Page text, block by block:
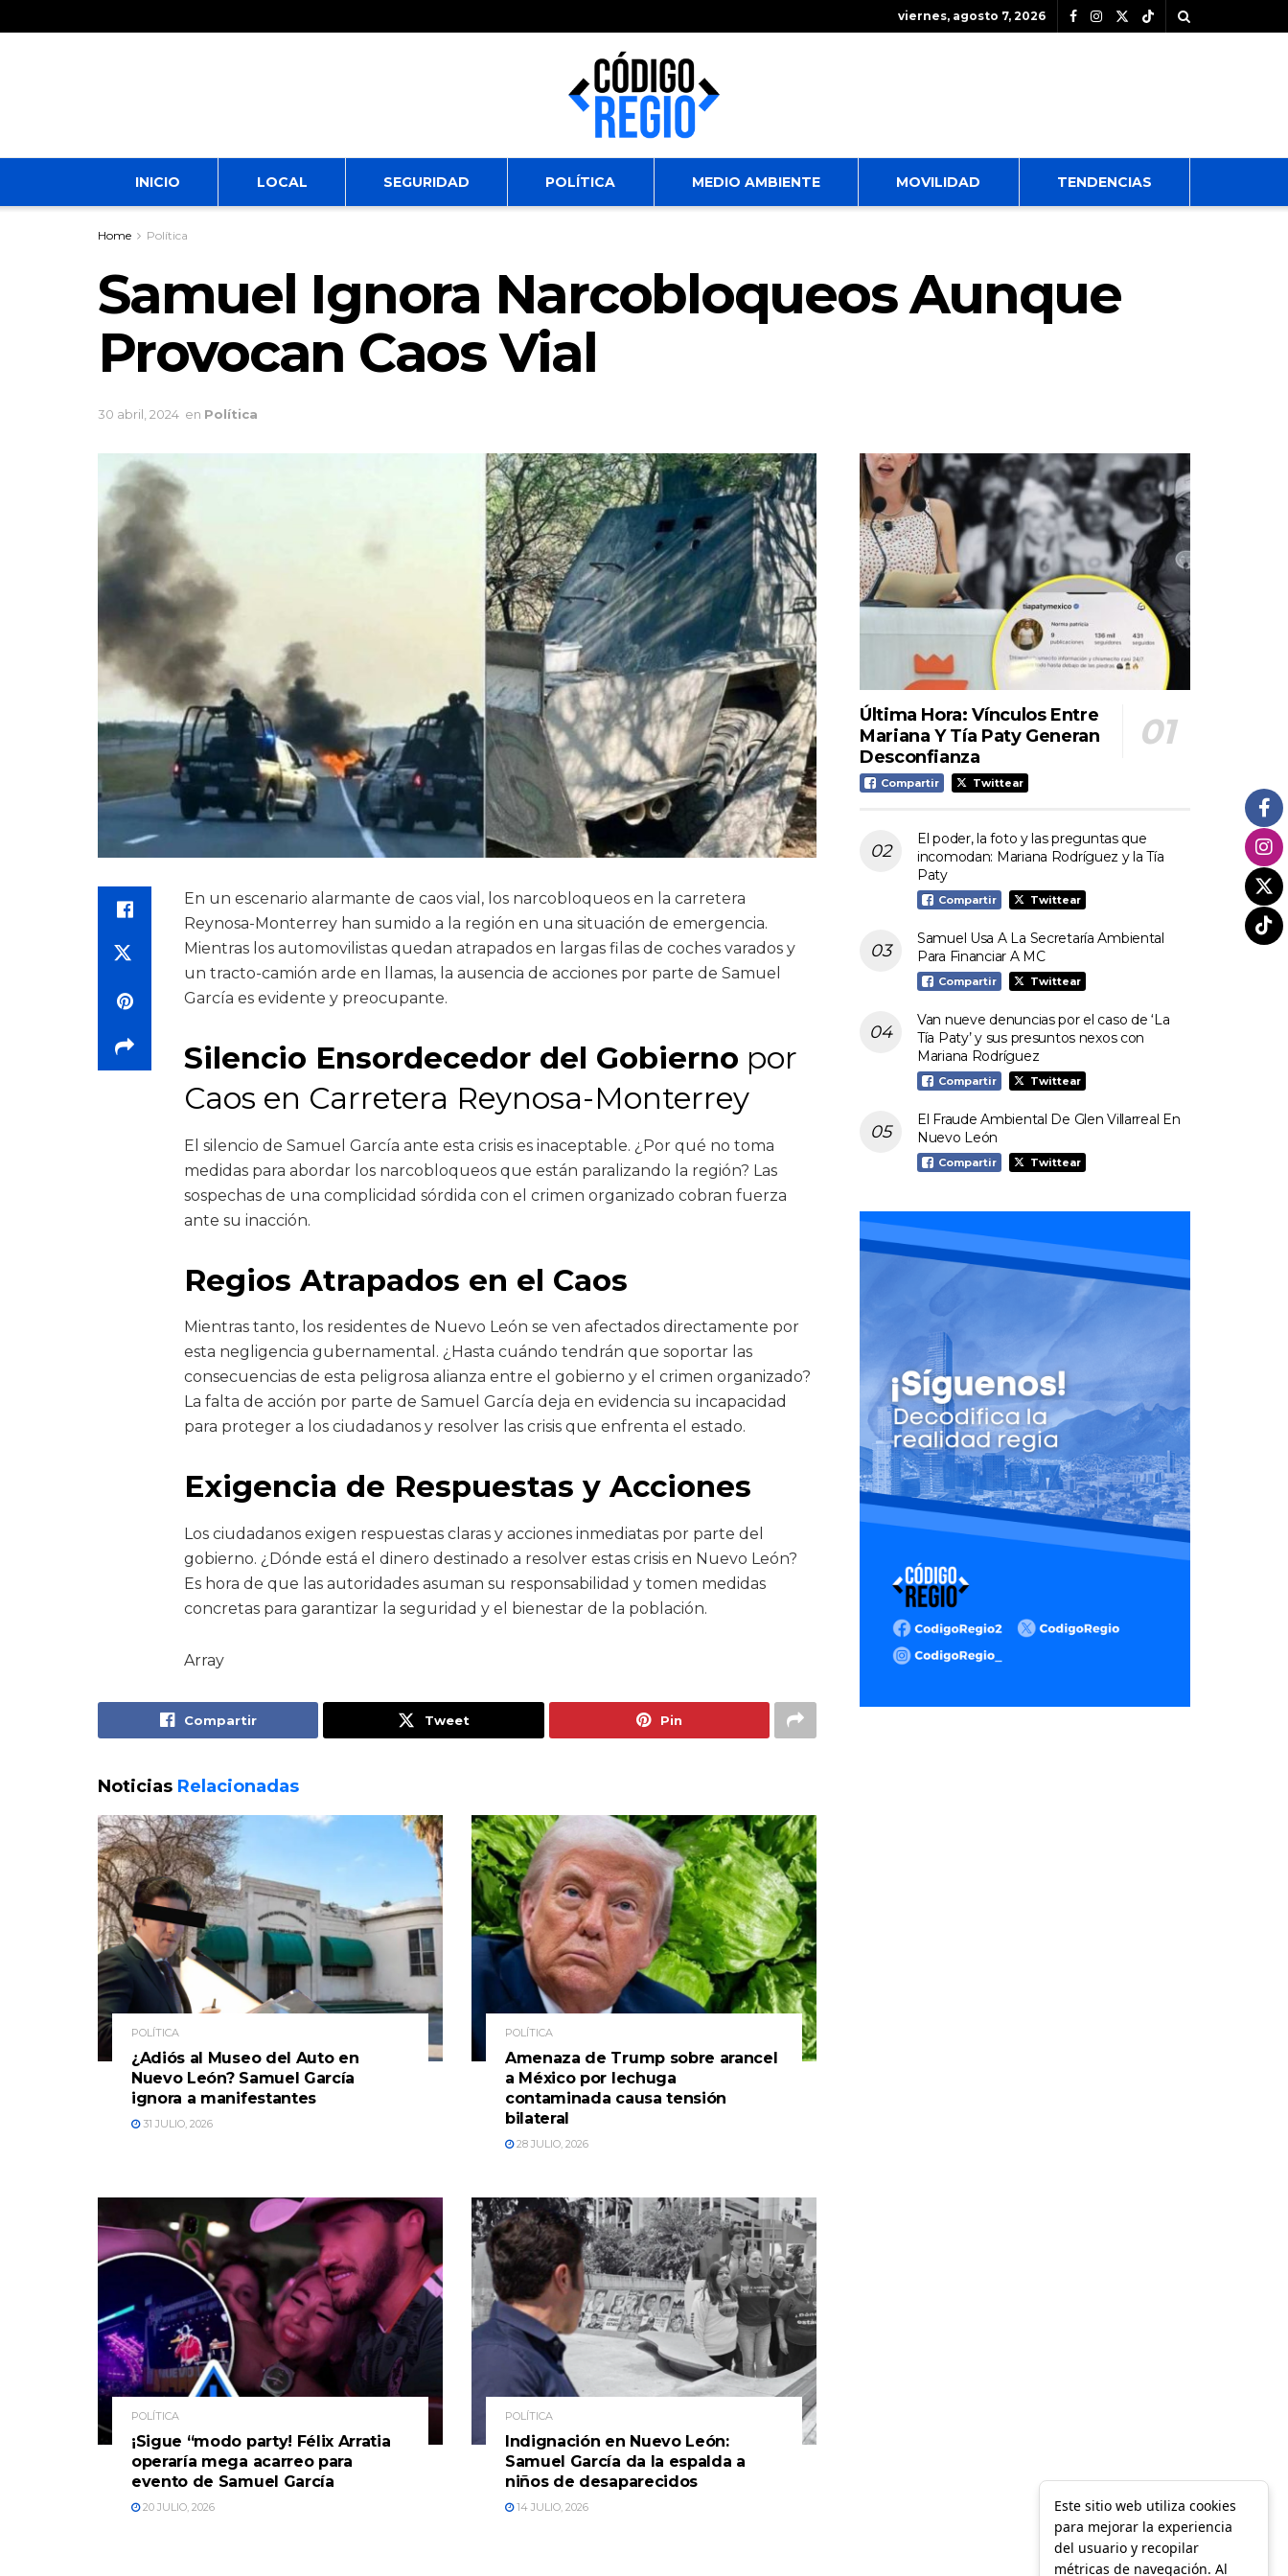
viernes, agosto 7, 2026
INICIO LOCAL SEGURIDAD POLÍTICA MEDIO AMBIENTE MOVILIDAD TENDENCIAS
Home Política
Samuel Ignora Narcobloqueos Aunque
Provocan Caos Vial
30 abril, 2024 en Política
En un escenario alarmante de caos vial, los narcobloqueos en la carretera
Reynosa-Monterrey han sumido a la región en una situación de emergencia.
Mientras los automovilistas quedan atrapados en largas filas de coches varados y
un tracto-camión arde en llamas, la ausencia de acciones por parte de Samuel
García es evidente y preocupante.
Silencio Ensordecedor del Gobierno por
Caos en Carretera Reynosa-Monterrey
El silencio de Samuel García ante esta crisis es inaceptable. ¿Por qué no toma
medidas para abordar los narcobloqueos que están paralizando la región? Las
sospechas de una complicidad sórdida con el crimen organizado cobran fuerza
ante su inacción.
Regios Atrapados en el Caos
Mientras tanto, los residentes de Nuevo León se ven afectados directamente por
esta negligencia gubernamental. ¿Hasta cuándo tendrán que soportar las
consecuencias de esta peligrosa alianza entre el gobierno y el crimen organizado?
La falta de acción por parte de Samuel García deja en evidencia su incapacidad
para proteger a los ciudadanos y resolver las crisis que enfrenta el estado.
Exigencia de Respuestas y Acciones
Los ciudadanos exigen respuestas claras y acciones inmediatas por parte del
gobierno. ¿Dónde está el dinero destinado a resolver estas crisis en Nuevo León?
Es hora de que las autoridades asuman su responsabilidad y tomen medidas
concretas para garantizar la seguridad y el bienestar de la población.
Array
Compartir Tweet Pin
Noticias Relacionadas
POLÍTICA
¿Adiós al Museo del Auto en
Nuevo León? Samuel García
ignora a manifestantes
31 JULIO, 2026
POLÍTICA
Amenaza de Trump sobre arancel
a México por lechuga
contaminada causa tensión
bilateral
28 JULIO, 2026
POLÍTICA
¡Sigue “modo party! Félix Arratia
operaría mega acarreo para
evento de Samuel García
20 JULIO, 2026
POLÍTICA
Indignación en Nuevo León:
Samuel García da la espalda a
niños de desaparecidos
14 JULIO, 2026
Última Hora: Vínculos Entre
Mariana Y Tía Paty Generan
Desconfianza
Compartir Twittear
El poder, la foto y las preguntas que
incomodan: Mariana Rodríguez y la Tía
Paty
Compartir Twittear
Samuel Usa A La Secretaría Ambiental
Para Financiar A MC
Compartir Twittear
Van nueve denuncias por el caso de ‘La
Tía Paty’ y sus presuntos nexos con
Mariana Rodríguez
Compartir Twittear
El Fraude Ambiental De Glen Villarreal En
Nuevo León
Compartir Twittear
Este sitio web utiliza cookies
para mejorar la experiencia
del usuario y recopilar
métricas de navegación. Al